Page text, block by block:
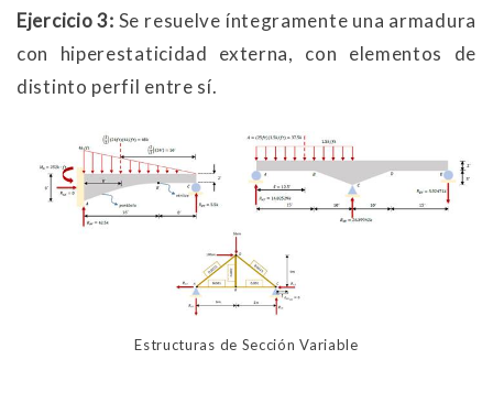
Ejercicio 3: Se resuelve íntegramente una armadura
con hiperestaticidad externa, con elementos de
distinto perfil entre sí.
Estructuras de Sección Variable